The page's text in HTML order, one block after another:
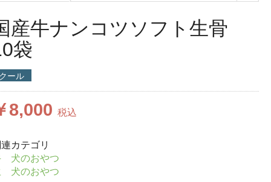
産牛ナンコツソフト生骨
袋
ール
8,000 税込
カテゴリ
犬のおやつ
犬のおやつ